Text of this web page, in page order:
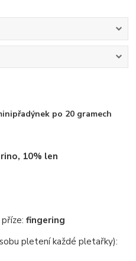
po 20 gramech
10% len
příze:fingering
pletení každé pletařky):